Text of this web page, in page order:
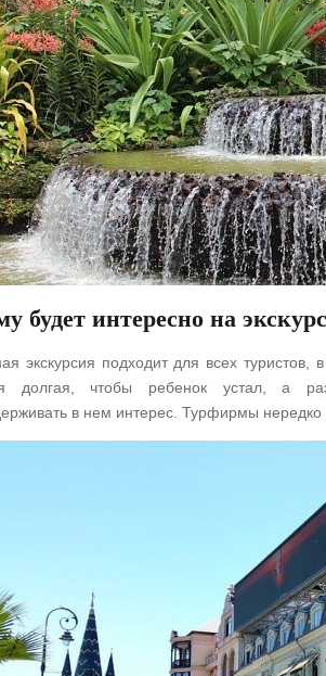
будет интересно на
экскурсия подходит для всех
долгая, чтобы ребенок устал, а
в нем интерес. Турфирмы нередко